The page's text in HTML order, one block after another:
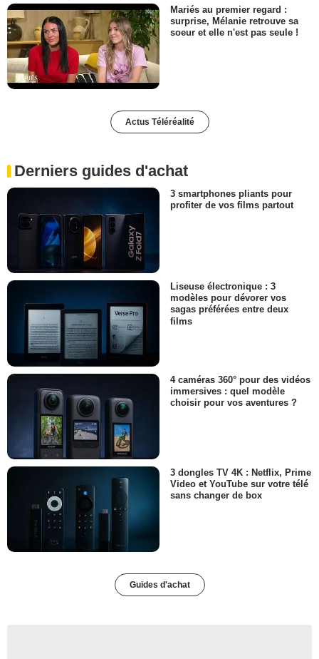
Mariés au premier regard :
surprise, Mélanie retrouve sa
soeur et elle n'est pas seule !
Actus Téléréalité
Derniers guides d'achat
3 smartphones pliants pour
profiter de vos films partout
Liseuse électronique : 3
modèles pour dévorer vos
sagas préférées entre deux
films
4 caméras 360° pour des vidéos
immersives : quel modèle
choisir pour vos aventures ?
3 dongles TV 4K : Netflix, Prime
Video et YouTube sur votre télé
sans changer de box
Guides d'achat